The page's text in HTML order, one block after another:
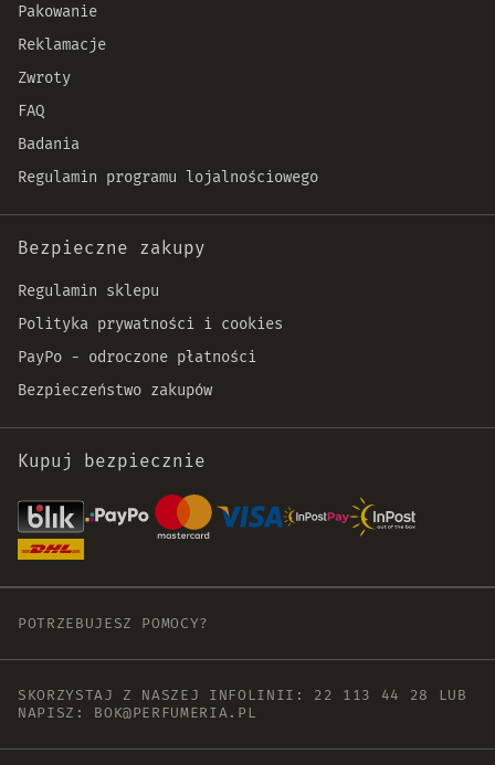
Pakowanie
Reklamacje
Zwroty
FAQ
Badania
Regulamin programu lojalnościowego
Bezpieczne zakupy
Regulamin sklepu
Polityka prywatności i cookies
PayPo - odroczone płatności
Bezpieczeństwo zakupów
Kupuj bezpiecznie
POTRZEBUJESZ POMOCY?
SKORZYSTAJ Z NASZEJ INFOLINII: 22 113 44 28
LUB
NAPISZ: BOK@PERFUMERIA.PL